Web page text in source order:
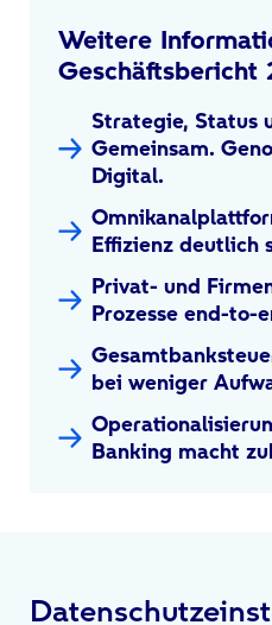
Weitere
Geschäftsbericht
Strategie, Status
Gemeinsam.
Digital.
Effizienz deutlich
Privat- und
Prozesse end-to-
bei weniger
Banking macht